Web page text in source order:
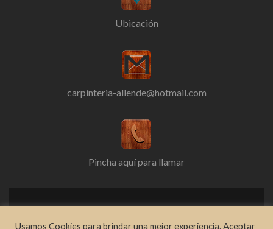
Ubicación
carpinteria-allende@hotmail.com
Pincha aquí para llamar
Usamos Cookies para brindar una mejor experiencia. Aceptar